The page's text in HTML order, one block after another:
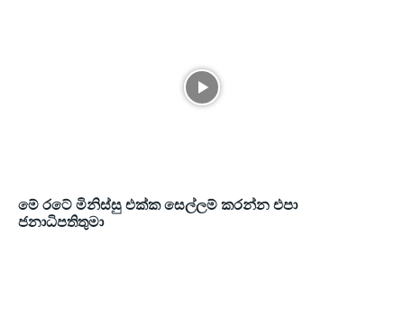
මේ රටේ මිනිස්සු එක්ක සෙල්ලම් කරන්න එපා
ජනාධිපතිතුමා